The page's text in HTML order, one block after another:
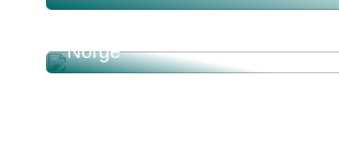
Lægevikar Norge: Find
Norge